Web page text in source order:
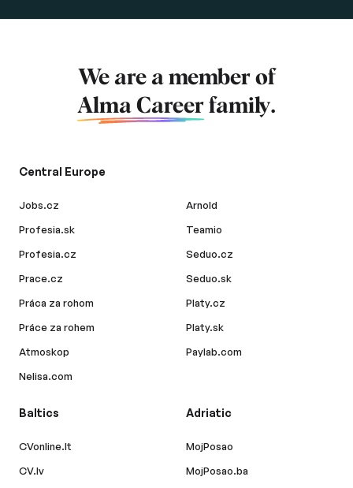
We are a member of
Alma Career family.
Central Europe
Jobs.cz
Profesia.sk
Profesia.cz
Prace.cz
Práca za rohom
Práce za rohem
Atmoskop
Nelisa.com
Arnold
Teamio
Seduo.cz
Seduo.sk
Platy.cz
Platy.sk
Paylab.com
Baltics
CVonline.lt
CV.lv
Adriatic
MojPosao
MojPosao.ba